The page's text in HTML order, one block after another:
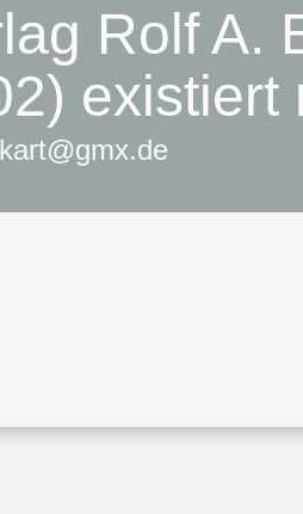
Rolf A.
existiert